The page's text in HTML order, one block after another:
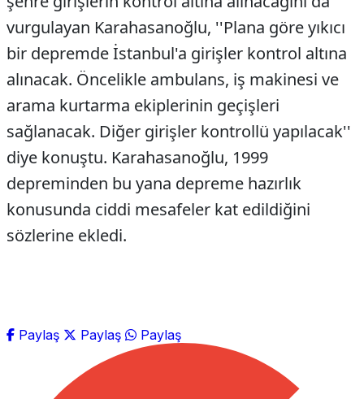
vurgulayan Karahasanoğlu, ''Plana göre yıkıcı
bir depremde İstanbul'a girişler kontrol altına
alınacak. Öncelikle ambulans, iş makinesi ve
arama kurtarma ekiplerinin geçişleri
sağlanacak. Diğer girişler kontrollü yapılacak''
diye konuştu. Karahasanoğlu, 1999
depreminden bu yana depreme hazırlık
konusunda ciddi mesafeler kat edildiğini
sözlerine ekledi.
Paylaş Paylaş Paylaş